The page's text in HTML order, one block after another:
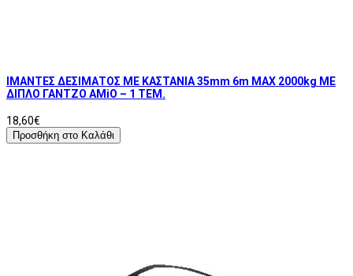
ΙΜΑΝΤΕΣ ΔΕΣΙΜΑΤΟΣ ΜΕ ΚΑΣΤΑΝΙΑ 35mm 6m MAX 2000kg ΜΕ
ΔΙΠΛΟ ΓΑΝΤΖΟ AMiO – 1 ΤΕΜ.
18,60€
Προσθήκη στο Καλάθι